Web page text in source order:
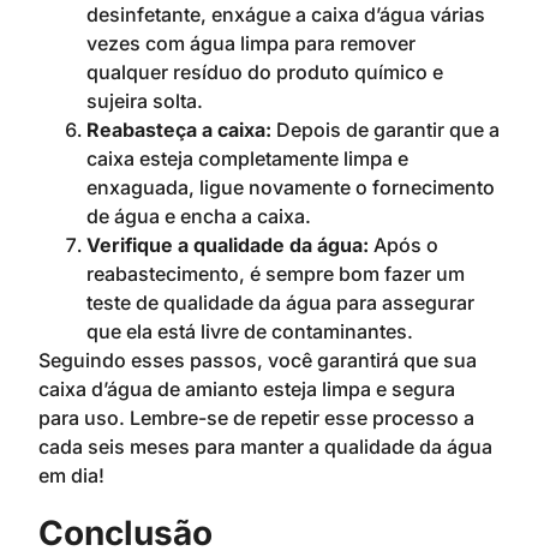
desinfetante, enxágue a caixa d’água várias
vezes com água limpa para remover
qualquer resíduo do produto químico e
sujeira solta.
Reabasteça a caixa: Depois de garantir que a
caixa esteja completamente limpa e
enxaguada, ligue novamente o fornecimento
de água e encha a caixa.
Verifique a qualidade da água: Após o
reabastecimento, é sempre bom fazer um
teste de qualidade da água para assegurar
que ela está livre de contaminantes.
Seguindo esses passos, você garantirá que sua
caixa d’água de amianto esteja limpa e segura
para uso. Lembre-se de repetir esse processo a
cada seis meses para manter a qualidade da água
em dia!
Conclusão